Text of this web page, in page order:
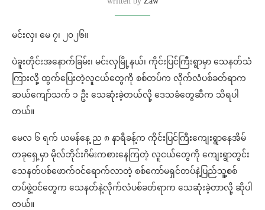
မင်းလှ၊ မေ ၇၊ ၂၀၂၆။
ပဲခူးတိုင်းအနောက်ခြမ်း၊ မင်းလှမြို့နယ်၊ ကိုင်းပြင်ကြီးရွာမှာ သေနတ်သံ
ကြားလို့ ထွက်ပြေးတဲ့လူငယ်တွေကို စစ်တပ်က လိုက်လံပစ်ခတ်ရာက
ဆယ်ကျော်သက် ၁ ဦး သေဆုံးခဲ့တယ်လို့ ဒေသခံတွေဆီက သိရပါ
တယ်။
မေလ ၆ ရက် ယမန်နေ့ ည ၈ နာရီခန့်က ကိုင်းပြင်ကြီးကျေးရွာနေအိမ်
တခုရှေ့မှာ မိုလ်ဘိုင်းဂိမ်းကစားနေကြတဲ့ လူငယ်တွေကို ကျေးရွာတွင်း
သေနတ်ပစ်ဖောက်ဝင်ရောက်လာတဲ့ စစ်ကော်မရှင်တပ်နဲ့ပြည်သူ့စစ်
တပ်ဖွဲ့ဝင်တွေက သေနတ်နဲ့လိုက်လံပစ်ခတ်ရာက သေဆုံးခဲ့တာလို့ ဆိုပါ
တယ်။